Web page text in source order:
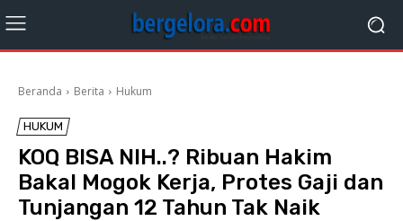
Beranda Berita Hukum
HUKUM
KOQ BISA NIH..? Ribuan Hakim
Bakal Mogok Kerja, Protes Gaji dan
Tunjangan 12 Tahun Tak Naik